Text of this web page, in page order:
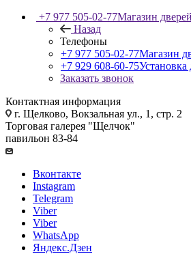
+7 977 505-02-77Магазин дверей
Назад
Телефоны
+7 977 505-02-77Магазин
+7 929 608-60-75Установка
Заказать звонок
Контактная информация
г. Щелково, Вокзальная ул., 1, стр. 2
Торговая галерея "Щелчок"
павильон 83-84
Вконтакте
Instagram
Telegram
Viber
Viber
WhatsApp
Яндекс.Дзен